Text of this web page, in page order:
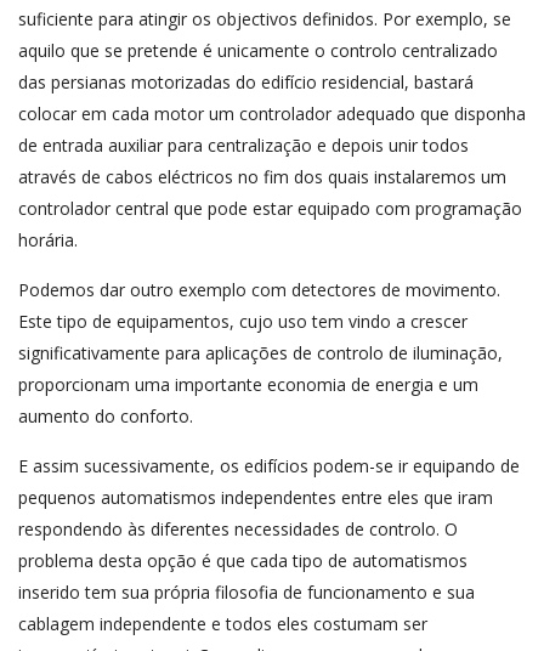
suficiente para atingir os objectivos definidos. Por exemplo, se
aquilo que se pretende é unicamente o controlo centralizado
das persianas motorizadas do edifício residencial, bastará
colocar em cada motor um controlador adequado que disponha
de entrada auxiliar para centralização e depois unir todos
através de cabos eléctricos no fim dos quais instalaremos um
controlador central que pode estar equipado com programação
horária.
Podemos dar outro exemplo com detectores de movimento.
Este tipo de equipamentos, cujo uso tem vindo a crescer
significativamente para aplicações de controlo de iluminação,
proporcionam uma importante economia de energia e um
aumento do conforto.
E assim sucessivamente, os edifícios podem-se ir equipando de
pequenos automatismos independentes entre eles que iram
respondendo às diferentes necessidades de controlo. O
problema desta opção é que cada tipo de automatismos
inserido tem sua própria filosofia de funcionamento e sua
cablagem independente e todos eles costumam ser